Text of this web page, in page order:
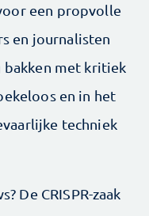
een propvolle
en journalisten
met kritiek
en in het
techniek
De CRISPR-zaak